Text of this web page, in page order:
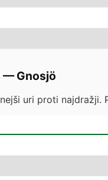
—Gnosjö
uri proti najdražji.